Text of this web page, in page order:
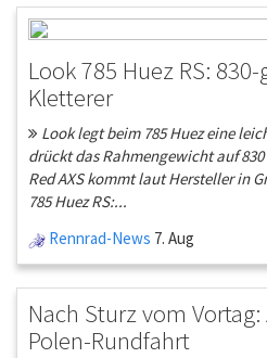
Look 785 Huez RS:
Kletterer
Look legt beim 785 Huez eine
drückt das Rahmengewicht auf
Red AXS kommt laut Hersteller in
785 Huez RS:...
Rennrad-News 7. Aug
Nach Sturz vom
Polen-Rundfahrt